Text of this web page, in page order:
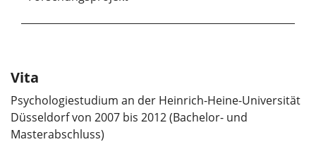
Vita
Psychologiestudium an der Heinrich-Heine-Universität
Düsseldorf von 2007 bis 2012 (Bachelor- und
Masterabschluss)